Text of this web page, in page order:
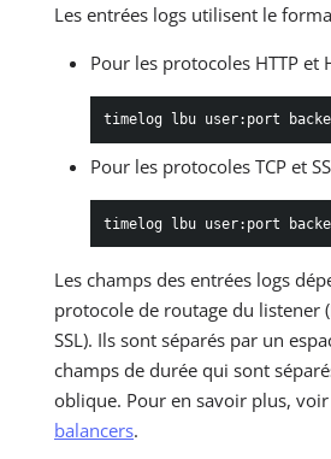
Les entrées logs utilisent le
Pour les protocoles HTTP et
timelog lbu user:port
Pour les protocoles TCP et
timelog lbu user:port
Les champs des entrées logs
protocole de routage du listener
SSL). Ils sont séparés par un
champs de durée qui sont
oblique. Pour en savoir plus, voir
balancers.